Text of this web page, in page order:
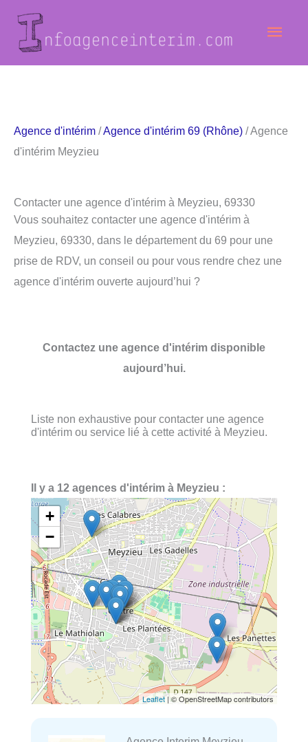
contenu
Agence d'intérim /Agence d'intérim 69 (Rhône) / Agence
d'intérim Meyzieu
Contacter une agence d'intérim à Meyzieu, 69330
Vous souhaitez contacter une agence d'intérim à
Meyzieu, 69330, dans le département du 69 pour une
prise de RDV, un conseil ou pour vous rendre chez une
agence d'intérim ouverte aujourd’hui ?
Contactez une agence d'intérim disponible
aujourd’hui.
Liste non exhaustive pour contacter une agence
d'intérim ou service lié à cette activité à Meyzieu.
Il y a 12 agences d'intérim à Meyzieu :
+
−
Leaflet| © OpenStreetMap contributors